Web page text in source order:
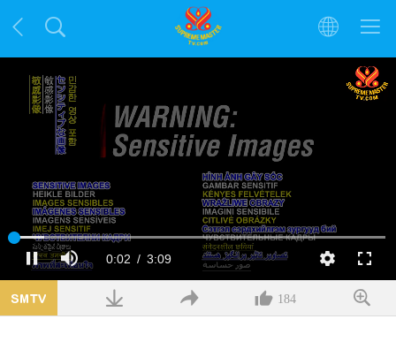
ПаузаБез
звук
Текущо
време
0:02 / Продължителност
3:09
Заредено:
9.01%
КачествоЦял
184